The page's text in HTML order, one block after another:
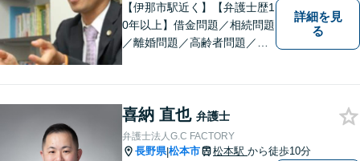
【伊那市駅近く】【弁護士歴1
0年以上】借金問題／相続問題
／離婚問題／高齢者問題／相
根ざした弁護士】もし何かお
困りな事がございましたらお
気軽にご相談ください。
詳細を見
る
喜納 直也 弁護士
弁護士法人G.C FACTORY
長野県|松本市 松本駅 から徒歩10分